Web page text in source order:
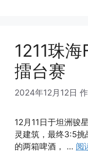
1211珠
擂台赛
2024年12月12日
12月11日于坦洲骏
灵建筑，最终3:5挑
的两箱啤酒， … 阅